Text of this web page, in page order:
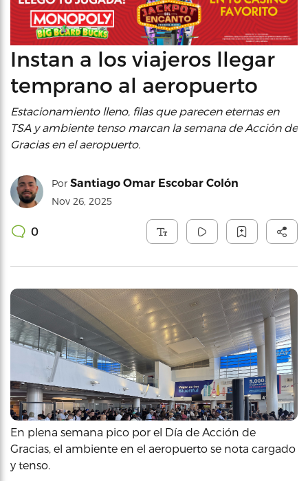
Instan a los viajeros llegar
temprano al aeropuerto
Estacionamiento lleno, filas que parecen eternas en
TSA y ambiente tenso marcan la semana de Acción de
Gracias en el aeropuerto.
Por Santiago Omar Escobar Colón
Nov 26, 2025
0
En plena semana pico por el Día de Acción de
Gracias, el ambiente en el aeropuerto se nota cargado
y tenso.